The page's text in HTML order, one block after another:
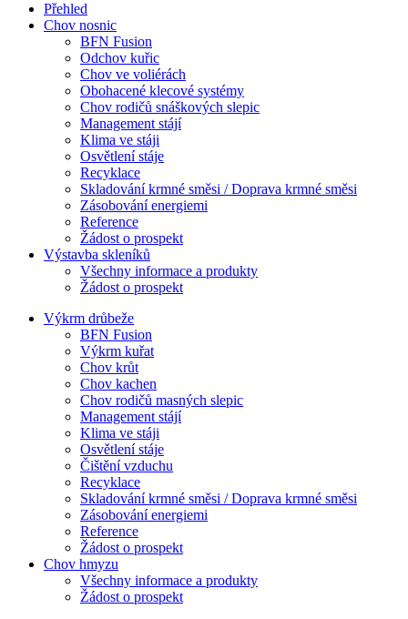
Přehled
Chov nosnic
BFN Fusion
Odchov kuřic
Chov ve voliérách
Obohacené klecové systémy
Chov rodičů snáškových slepic
Management stájí
Klima ve stáji
Osvětlení stáje
Recyklace
Skladování krmné směsi / Doprava krmné směsi
Zásobování energiemi
Reference
Žádost o prospekt
Výstavba skleníků
Všechny informace a produkty
Žádost o prospekt
Výkrm drůbeže
BFN Fusion
Výkrm kuřat
Chov krůt
Chov kachen
Chov rodičů masných slepic
Management stájí
Klima ve stáji
Osvětlení stáje
Čištění vzduchu
Recyklace
Skladování krmné směsi / Doprava krmné směsi
Zásobování energiemi
Reference
Žádost o prospekt
Chov hmyzu
Všechny informace a produkty
Žádost o prospekt